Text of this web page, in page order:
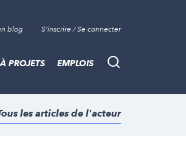
blog S'inscrire / Se connecter
Recherche
PROJETS EMPLOIS
les articles de l'acteur